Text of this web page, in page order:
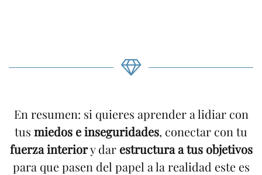
En resumen: si quieres aprender a lidiar con
tus miedos e inseguridades, conectar con tu
fuerza interiory dar estructura a tus objetivos
para que pasen del papel a la realidad este es